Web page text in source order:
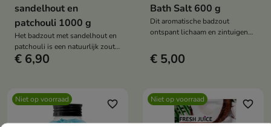
sandelhout en
patchouli 1000 g
Het badzout met sandelhout en
patchouli is een natuurlijk zout
dat lichaam en zintuigen
werking en verbetert de
huidconditie.
€ 6,90
Bath Salt 600 g
Dit aromatische badzout
ontspant lichaam en zintuigen
Perfect voor een ontspannend
badritueel.
€ 5,00
Niet op voorraad favorite_border Niet op voorraad favorite_border